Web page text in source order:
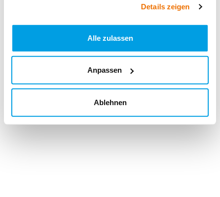
Details zeigen
Alle zulassen
Anpassen
Ablehnen